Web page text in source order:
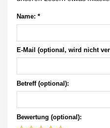
Name: *
E-Mail (optional, wird nicht
Betreff (optional):
Bewertung (optional):